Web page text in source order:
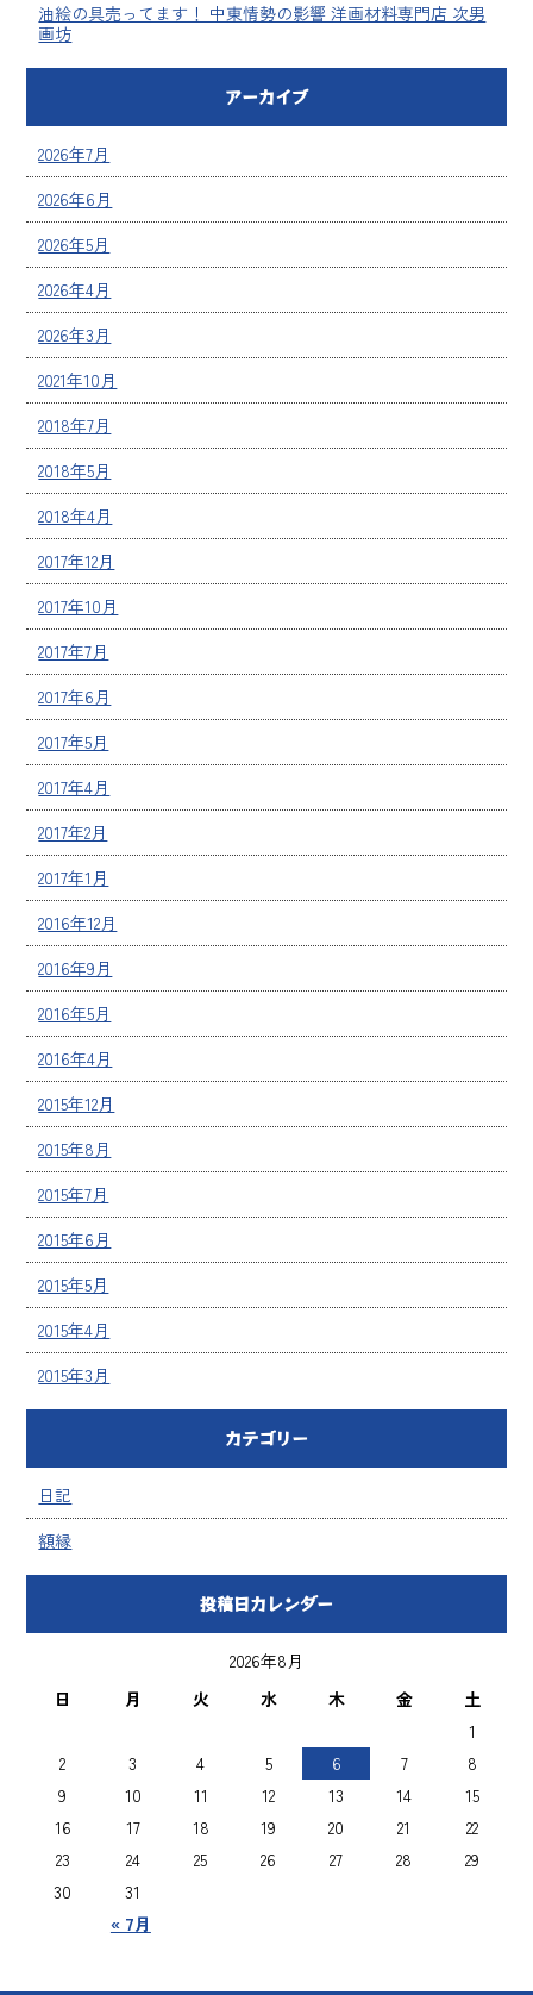
油絵の具売ってます！ 中東情勢の影響 洋画材料専門店 次男
画坊
アーカイブ
2026年7月
2026年6月
2026年5月
2026年4月
2026年3月
2021年10月
2018年7月
2018年5月
2018年4月
2017年12月
2017年10月
2017年7月
2017年6月
2017年5月
2017年4月
2017年2月
2017年1月
2016年12月
2016年9月
2016年5月
2016年4月
2015年12月
2015年8月
2015年7月
2015年6月
2015年5月
2015年4月
2015年3月
カテゴリー
日記
額縁
投稿日カレンダー
2026年8月
日
月 火 水 木 金 土
« 7月
1
2
3 4 5 6 7
8
9
10 11 12 13 14
15
16
17 18 19 20 21
22
23
24 25 26 27 28
29
30
31